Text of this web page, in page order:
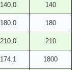
140.0 140
180.0 180
210.0 210
174.1 1800